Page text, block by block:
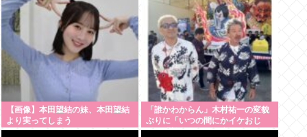
【画像】本田望結の妹、本田望結
より実ってしまう
「誰かわからん」木村祐一の変貌
ぶりに「いつの間にかイケおじ
に」「松ちゃんより痩せてな